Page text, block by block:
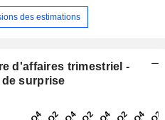
des estimations
d'affaires trimestriel -
de surprise